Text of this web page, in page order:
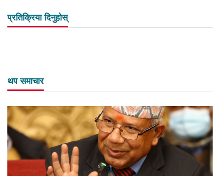
प्रतिक्रिया दिनुहोस्
थप समाचार